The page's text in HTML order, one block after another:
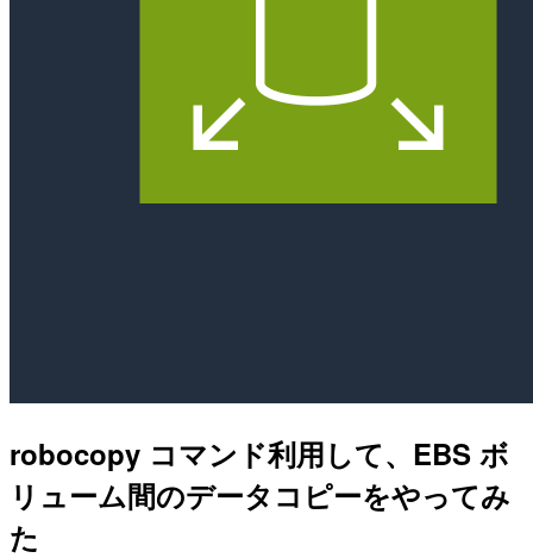
robocopy コマンド利用して、EBS ボ
リューム間のデータコピーをやってみ
た